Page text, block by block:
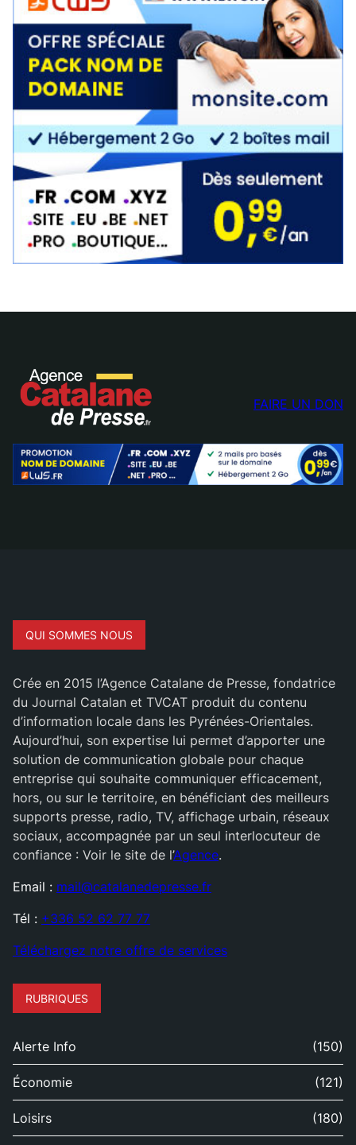
FAIRE UN DON
QUI SOMMES NOUS
Crée en 2015 l’Agence Catalane de Presse, fondatrice
du Journal Catalan et TVCAT produit du contenu
d’information locale dans les Pyrénées-Orientales.
Aujourd’hui, son expertise lui permet d’apporter une
solution de communication globale pour chaque
entreprise qui souhaite communiquer efficacement,
hors, ou sur le territoire, en bénéficiant des meilleurs
supports presse, radio, TV, affichage urbain, réseaux
sociaux, accompagnée par un seul interlocuteur de
confiance : Voir le site de l’Agence.
Email : mail@catalanedepresse.fr
Tél : +336 52 62 77 77
Téléchargez notre offre de services
RUBRIQUES
Alerte Info (150)
Économie (121)
Loisirs (180)